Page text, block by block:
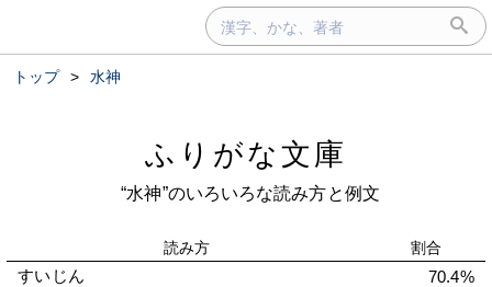
トップ > 水神
ふりがな文庫
“水神”のいろいろな読み方と例文
読み方 割合
すいじん
70.4%